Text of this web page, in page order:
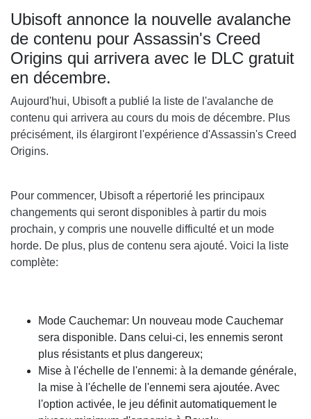
Ubisoft annonce la nouvelle avalanche
de contenu pour Assassin's Creed
Origins qui arrivera avec le DLC gratuit
en décembre.
Aujourd'hui, Ubisoft a publié la liste de l'avalanche de
contenu qui arrivera au cours du mois de décembre. Plus
précisément, ils élargiront l'expérience d'Assassin's Creed
Origins.
Pour commencer, Ubisoft a répertorié les principaux
changements qui seront disponibles à partir du mois
prochain, y compris une nouvelle difficulté et un mode
horde. De plus, plus de contenu sera ajouté. Voici la liste
complète:
Mode Cauchemar: Un nouveau mode Cauchemar
sera disponible. Dans celui-ci, les ennemis seront
plus résistants et plus dangereux;
Mise à l'échelle de l'ennemi: à la demande générale,
la mise à l'échelle de l'ennemi sera ajoutée. Avec
l'option activée, le jeu définit automatiquement le